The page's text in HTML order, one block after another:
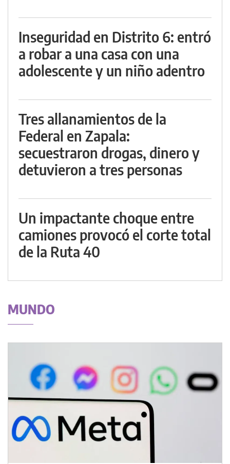
Inseguridad en Distrito 6: entró
a robar a una casa con una
adolescente y un niño adentro
Tres allanamientos de la
Federal en Zapala:
secuestraron drogas, dinero y
detuvieron a tres personas
Un impactante choque entre
camiones provocó el corte total
de la Ruta 40
MUNDO